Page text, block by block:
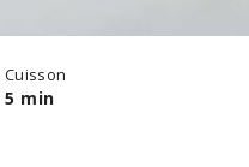
Cuisson
5 min